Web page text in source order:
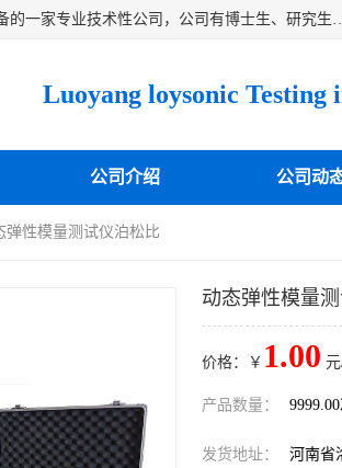
洛阳卓声仪器有限公司是一家致力于研究各种固体材料弹性模量测试方法与设备的一家专业技术性公司，公司有博士生、研究生等相关人员专业从事该技术的研发开拓，目前已开发成功出常
公司介绍 公司动
性模量测试仪泊松比
动态弹性模量
价格：￥ 1.00
产品数量：
发货地址： 河南省